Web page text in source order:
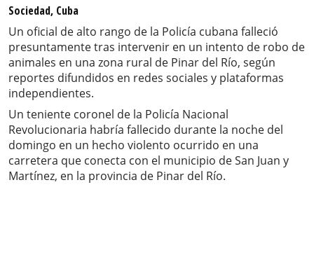
Sociedad, Cuba
Un oficial de alto rango de la Policía cubana falleció
presuntamente tras intervenir en un intento de robo de
animales en una zona rural de Pinar del Río, según
reportes difundidos en redes sociales y plataformas
independientes.
Un teniente coronel de la Policía Nacional
Revolucionaria habría fallecido durante la noche del
domingo en un hecho violento ocurrido en una
carretera que conecta con el municipio de San Juan y
Martínez, en la provincia de Pinar del Río.